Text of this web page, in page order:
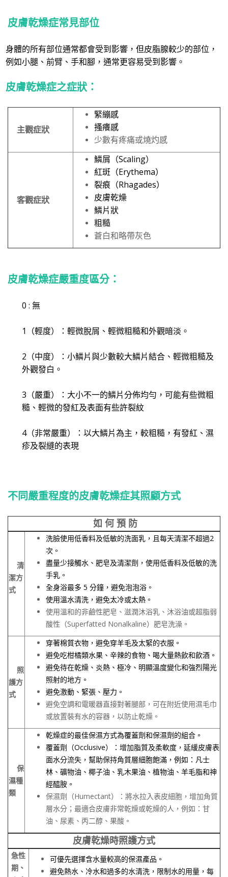
皮膚乾燥症常見部位
身體的所有部位通常都會受到影響，但皮脂腺較少的部位，
例如小腿、前臂、手和腳，通常更容易受到影響。
皮膚乾燥症之症狀：
主觀症狀
緊繃感
搔癢感
少數有疼痛或燒灼感
客觀症狀
鱗屑（Scaling）
紅斑（Erythema）
裂痕（Rhagades）
皮膚乾燥
鱗片狀
粗糙
蒼白和略帶灰色
皮膚乾燥症嚴重度區分 ：
0 :無
1 （輕度）：輕微脫屑、輕微粗糙和外觀暗淡。
2 （中度）：小鱗片與少數較大鱗片結合、輕微粗糙及
外觀發白。
3 （嚴重）：大小不一的鱗片分佈均勻，可能有些微粗
糙、輕微的發紅及表面有些許裂紋
4（非常嚴重）：以大鱗片為主，較粗糙，有發紅、濕
疹及裂縫的表現
不同嚴重程度的皮膚乾燥症其照顧方式
如 何 預 防
清
潔方
式
洗臉使用低香料及低敏的洗面乳，且每天清潔不超過2
次。
盡量少接觸水、肥皂及清潔劑，使用低香料及低敏的洗
手乳。
全身浴最多 5 分鐘，避免泡泡浴。
使用溫水清洗，避免太冷或太熱。
使用溫和的非鹼性肥皂、滋潤沐浴乳、沐浴油或超脂弱
酸性（Superfatted Nonalkaline）肥皂洗澡。
照
護方
式
穿著棉質衣物，避免穿羊毛及太緊的衣服。
避免吃柑橘類水果、辛辣的食物、喝大量熱飲和飲酒。
避免待在乾燥、炎熱、極冷、明顯溫度變化和強烈陽光
照射的地方。
避免激動、緊張、壓力。
避免空調和電暖器直接對著腿部，可在附近使用濕毛巾
或放置裝有水的容器，以防止乾燥。
保
濕種
類
乾燥症的最佳保濕方式為覆蓋劑和保濕劑的組合。
覆蓋劑（Occlusive）：增加脂質及柔軟度，延緩皮膚表
面水分流失，幫助保持角質層細胞飽滿，例如：凡士
林、礦物油、椰子油、乳木果油、植物油、羊毛脂和神
經醯胺。
保濕劑（Humectant）：將水拉入表皮細胞，增加角質
層水分；最適合皮膚非常乾燥或乾燥的人，例如：甘
油、尿素、丙二醇、果酸。
皮膚乾燥時照護方式
急性
期、
可優先選擇含水量較高的保濕產品。
避免熱水、冷水和過多的水清洗，限制水的用量，每